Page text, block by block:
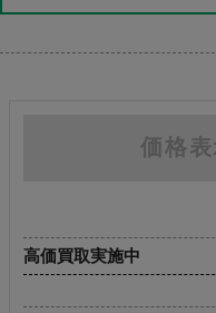
価格
高価買取実施中